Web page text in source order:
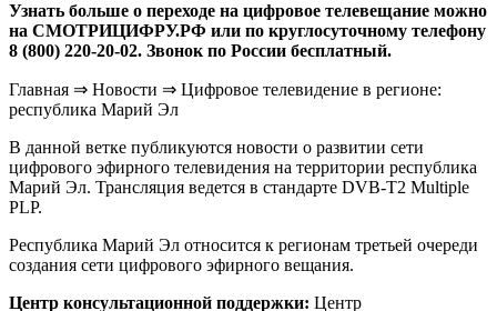
Узнать больше о переходе на цифровое телевещание можно
на СМОТРИЦИФРУ.РФ или по круглосуточному телефону
8 (800) 220-20-02. Звонок по России бесплатный.
Главная ⇒ Новости ⇒ Цифровое телевидение в регионе:
республика Марий Эл
В данной ветке публикуются новости о развитии сети
цифрового эфирного телевидения на территории республика
Марий Эл. Трансляция ведется в стандарте DVB-T2 Multiple
PLP.
Республика Марий Эл относится к регионам третьей очереди
создания сети цифрового эфирного вещания.
Центр консультационной поддержки: Центр